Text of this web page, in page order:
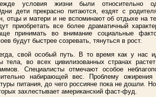
условия жизни были относительно
дети прекрасно питаются, ездят с
отцы и матери и не вспоминают об отдыхе на
приобретать все более драматичный
принимать во внимание социальные
будут быстрее созревать, тянуться в рост.
свой особый путь. В то время как у нас
во всех цивилизованных странах
Специалисты отмечают особое
набирающей вес. Проблему
питания, до чего россияне пока не дошли.
захлестывает американский фаст-фуд.